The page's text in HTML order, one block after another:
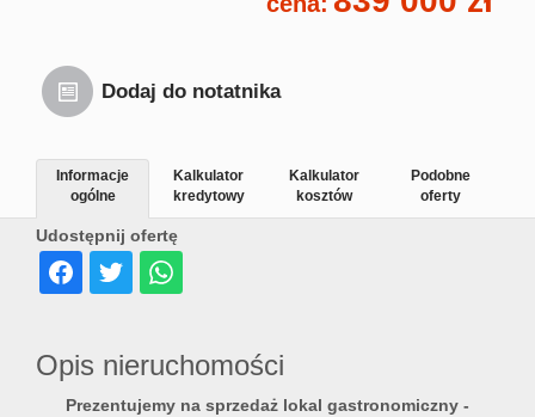
Dodaj do notatnika
Udostępnij ofertę
Informacje
ogólne
Kalkulator
kredytowy
Kalkulator
kosztów
Podobne
oferty
Opis nieruchomości
Prezentujemy na sprzedaż lokal gastronomiczny -